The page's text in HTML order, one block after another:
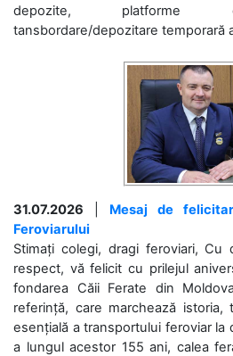
depozite, platforme
tansbordare/depozitare temporară
31.07.2026
Mesaj de
Feroviarului
Stimați colegi, dragi feroviari, Cu
respect, vă felicit cu prilejul
fondarea Căii Ferate din
referință, care marchează istoria,
esențială a transportului feroviar la
a lungul acestor 155 ani, calea